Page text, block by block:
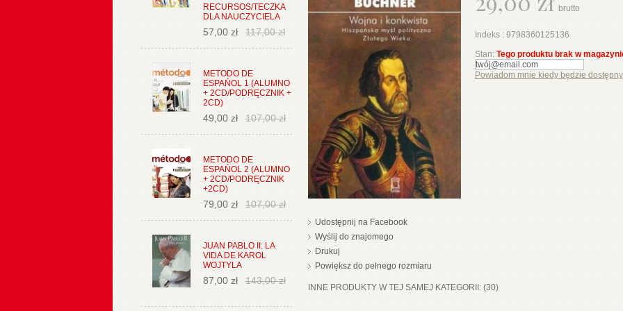
RECURSOS/TECZKA
DLA NAUCZYCIELA
57,00 zł 117,00 zł
METODO DE
ESPAŃOL 1 (ALUMNO
+ 2CD/PODRĘCZNIK +
2CD)
49,00 zł 107,00 zł
METODO DE
ESPAŃOL 2 (ALUMNO
+ 2CD/PODRĘCZNIK
+2CD)
79,00 zł 107,00 zł
JUAN PABLO II: LA
VIDA DE KAROL
WOJTYLA
87,00 zł 143,00 zł
Udostępnij na Facebook
Wyślij do znajomego
Drukuj
Powiększ do pełnego rozmiaru
brutto
Indeks : 9798360125136
Stan: Tego produktu brak w
Powiadom mnie kiedy będzie dostępny
INNE PRODUKTY W TEJ SAMEJ KATEGORII: (30)